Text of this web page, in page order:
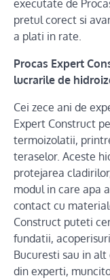
executate de
pretul corect si
a plati in rate.
Procas Expert
lucrarile de
Cei zece ani de
Expert Construct
termoizolatii,
teraselor. Aceste
protejarea
modul in care apa
contact cu
Construct puteti
fundatii,
Bucuresti sau in
din experti,